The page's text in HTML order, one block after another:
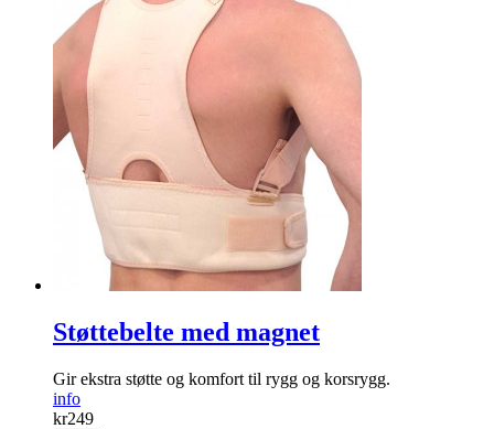
Støttebelte med magnet
Gir ekstra støtte og komfort til rygg og korsrygg.
info
kr249